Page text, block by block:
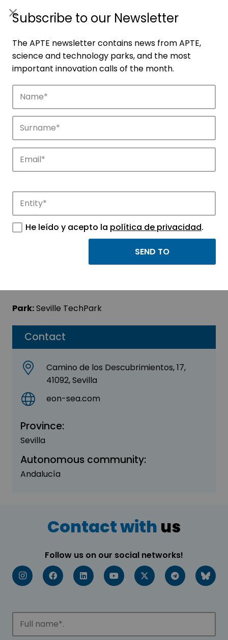
Companies
Discover the companies that drive
Contact
Camino de los Descubrimientos, 17,
41092, Sevilla
eon-sea.com
Province:
Sevilla
Autonomous community:
Andalucía
EonSea (El Cubo)
Park:Seville TechPark
Contact with us
Follow us on our social networks!
Subscribe to our Newsletter
The APTE newsletter contains news from APTE,
science and technology parks, and the most
important innovation calls of the month.
He leído y acepto la política de privacidad.